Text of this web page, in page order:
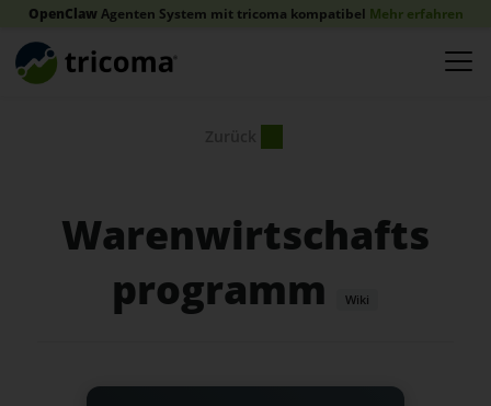
OpenClawAgenten System mit tricoma kompatibel Mehr erfahren
Warenwirtschafts
programm
Wiki